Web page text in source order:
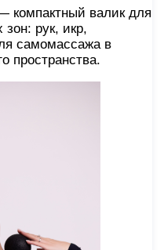
компактный валик для
рук, икр,
самомассажа в
пространства.